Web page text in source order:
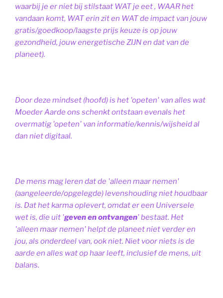
waarbij je er niet bij stilstaat WAT je eet , WAAR het
vandaan komt, WAT erin zit en WAT de impact van jouw
gratis/goedkoop/laagste prijs keuze is op jouw
gezondheid, jouw energetische ZIJN en dat van de
planeet).
Door deze mindset (hoofd) is het 'opeten' van alles wat
Moeder Aarde ons schenkt ontstaan evenals het
overmatig 'opeten' van informatie/kennis/wijsheid al
dan niet digitaal.
De mens mag leren dat de 'alleen maar nemen'
(aangeleerde/opgelegde) levenshouding niet houdbaar
is. Dat het karma oplevert, omdat er een Universele
wet is, die uit 'geven en ontvangen' bestaat. Het
'alleen maar nemen' helpt de planeet niet verder en
jou, als onderdeel van, ook niet. Niet voor niets is de
aarde en alles wat op haar leeft, inclusief de mens, uit
balans.